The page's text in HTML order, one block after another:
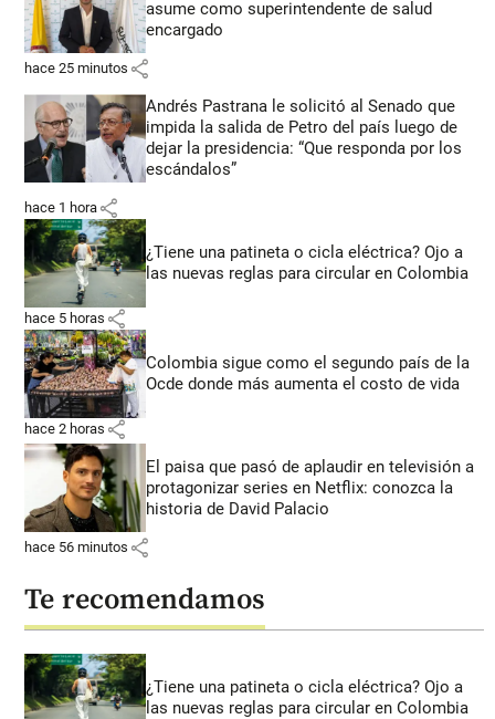
asume como superintendente de salud
encargado
hace 25 minutos share
Andrés Pastrana le solicitó al Senado que
impida la salida de Petro del país luego de
dejar la presidencia: “Que responda por los
escándalos”
hace 1 hora share
¿Tiene una patineta o cicla eléctrica? Ojo a
las nuevas reglas para circular en Colombia
hace 5 horas share
Colombia sigue como el segundo país de la
Ocde donde más aumenta el costo de vida
hace 2 horas share
El paisa que pasó de aplaudir en televisión a
protagonizar series en Netflix: conozca la
historia de David Palacio
hace 56 minutos share
Te recomendamos
¿Tiene una patineta o cicla eléctrica? Ojo a
las nuevas reglas para circular en Colombia